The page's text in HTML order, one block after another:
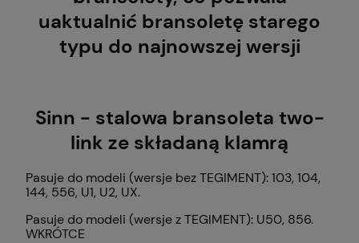
uaktualnić bransoletę starego
typu do najnowszej wersji
Sinn - stalowa bransoleta two-
link ze składaną klamrą
Pasuje do modeli (wersje bez TEGIMENT): 103, 104,
144, 556, U1, U2, UX.
Pasuje do modeli (wersje z TEGIMENT): U50, 856.
WKRÓTCE